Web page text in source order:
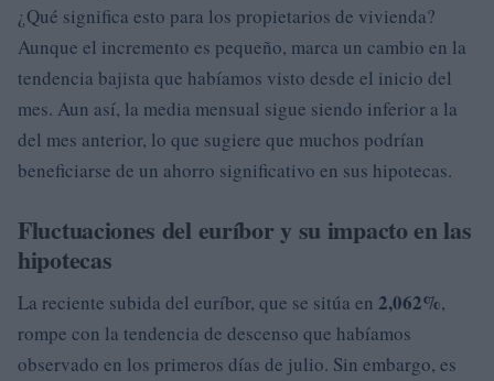
¿Qué significa esto para los propietarios de vivienda?
Aunque el incremento es pequeño, marca un cambio en la
tendencia bajista que habíamos visto desde el inicio del
mes. Aun así, la media mensual sigue siendo inferior a la
del mes anterior, lo que sugiere que muchos podrían
beneficiarse de un ahorro significativo en sus hipotecas.
Fluctuaciones del euríbor y su impacto en las
hipotecas
La reciente subida del euríbor, que se sitúa en 2,062%,
rompe con la tendencia de descenso que habíamos
observado en los primeros días de julio. Sin embargo, es